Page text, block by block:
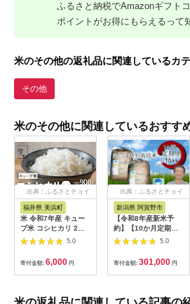
ふるさと納税でAmazonギフト
ポイントがお得にもらえるって
米のその他の返礼品に関連しているカ
その他
米のその他に関連しているおすす
出典：ふるさとチョイ
福井県 美浜町
米 令和7年産 キュー
ブ米 コシヒカリ 2合
× 3個 計900g 真空パ
ック 新庄やまびこ米
（白米）【化粧箱入り
ギフト プレゼント 母
の日 父の日 お中元 お
】 [m23-a009]
5.0
寄付金額: 6,000 円
出典：ふるさとチョイ
新潟県 阿賀野市
【令和8年産新米予
約】【10か月定期
便】特別栽培米 コシ
ヒカリ 10kg×10回 新
潟県認証 新潟県 米 こ
め コメ 白米 精米 さ
いとう農園 新米 新米
月下旬より順次発送
5.0
寄付金額: 301,000 円